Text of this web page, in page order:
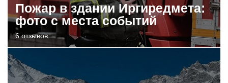
Пожар в здании Иргиредмета:
фото с места событий
6 отзывов